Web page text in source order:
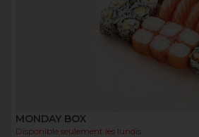
MONDAY BOX
Disponible seulement les lundis